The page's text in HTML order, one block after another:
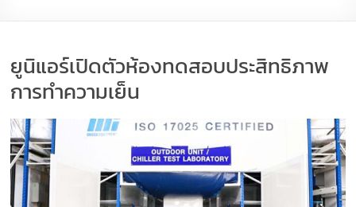
ยูนิแอร์เปิดตัวห้องทดสอบประสิทธิภาพ
การทำความเย็น